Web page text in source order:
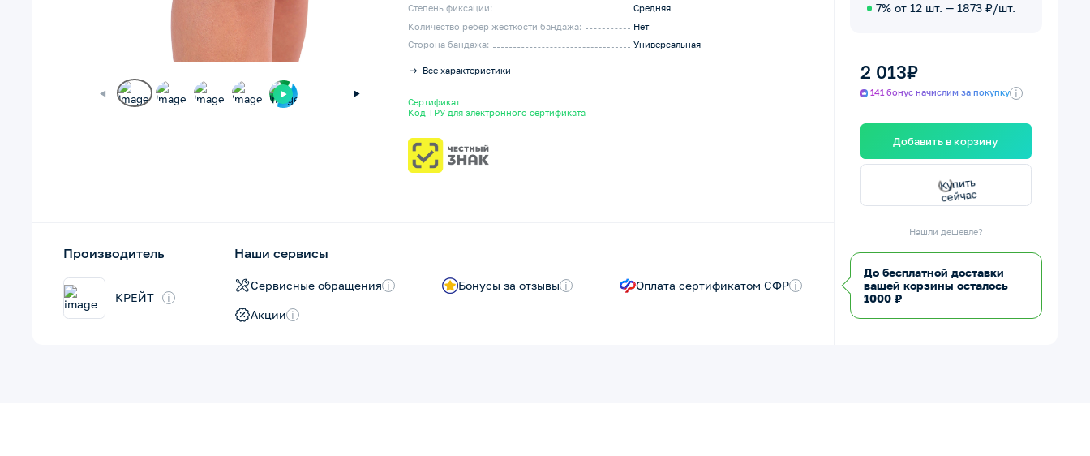
…
Степень фиксации:
Средняя
Количество ребер жесткости бандажа:
Нет
Сторона бандажа:
Универсальная
Все характеристики
Сертификат
Код ТРУ для электронного сертификата
Производитель
КРЕЙТ i
Наши сервисы
Сервисные обращения i Бонусы за отзывы i Оплата сертификатом СФР i
Акции i
7% от 12 шт. — 1873 ₽/шт.
2 013₽
141 бонус начислим за покупку i
Добавить в корзину
К
у
п
и
т
ь
с
е
й
ч
а
с
Нашли дешевле?
До бесплатной доставки
вашей корзины осталось
1000 ₽